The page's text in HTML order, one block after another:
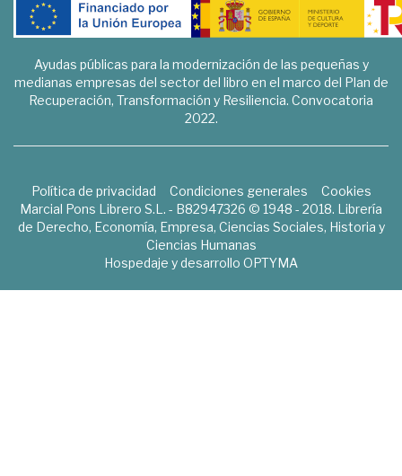
Ayudas públicas para la modernización de las pequeñas y
medianas empresas del sector del libro en el marco del Plan de
Recuperación, Transformación y Resiliencia. Convocatoria
2022.
Política de privacidad Condiciones generales
Cookies
Marcial Pons Librero S.L. - B82947326 © 1948 - 2018. Librería
de Derecho, Economía, Empresa, Ciencias Sociales, Historia y
Ciencias Humanas
Hospedaje y desarrollo OPTYMA